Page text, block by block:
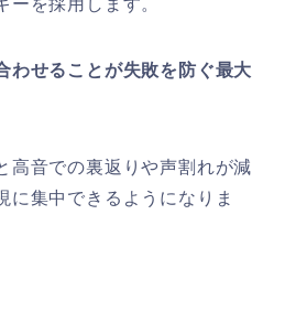
ーを採用します。
わせることが失敗を防ぐ最大
高音での裏返りや声割れが減
に集中できるようになりま